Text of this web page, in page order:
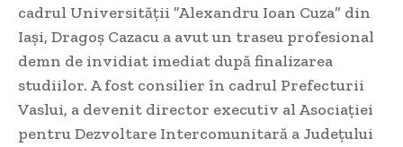
cadrul Universității ”Alexandru Ioan Cuza” din
Iași, Dragoș Cazacu a avut un traseu profesional
demn de invidiat imediat după finalizarea
studiilor. A fost consilier în cadrul Prefecturii
Vaslui, a devenit director executiv al Asociației
pentru Dezvoltare Intercomunitară a Județului